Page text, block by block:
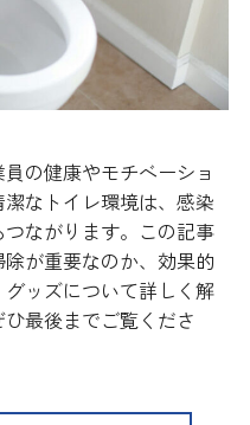
の健康やモチベーショ
なトイレ環境は、感染
ながります。この記事
が重要なのか、効果的
ッズについて詳しく解
最後までご覧くださ